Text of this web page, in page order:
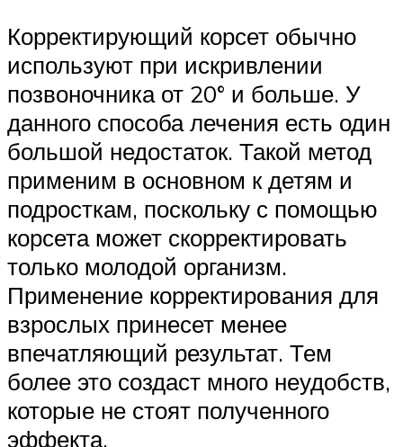
Корректирующий корсет обычно
используют при искривлении
позвоночника от 20° и больше. У
данного способа лечения есть один
большой недостаток. Такой метод
применим в основном к детям и
подросткам, поскольку с помощью
корсета может скорректировать
только молодой организм.
Применение корректирования для
взрослых принесет менее
впечатляющий результат. Тем
более это создаст много неудобств,
которые не стоят полученного
эффекта.